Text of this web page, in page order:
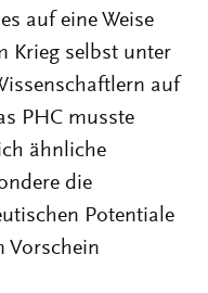
auf eine Weise
Krieg selbst unter
auf
PHC musste
ähnliche
die
Potentiale
Vorschein